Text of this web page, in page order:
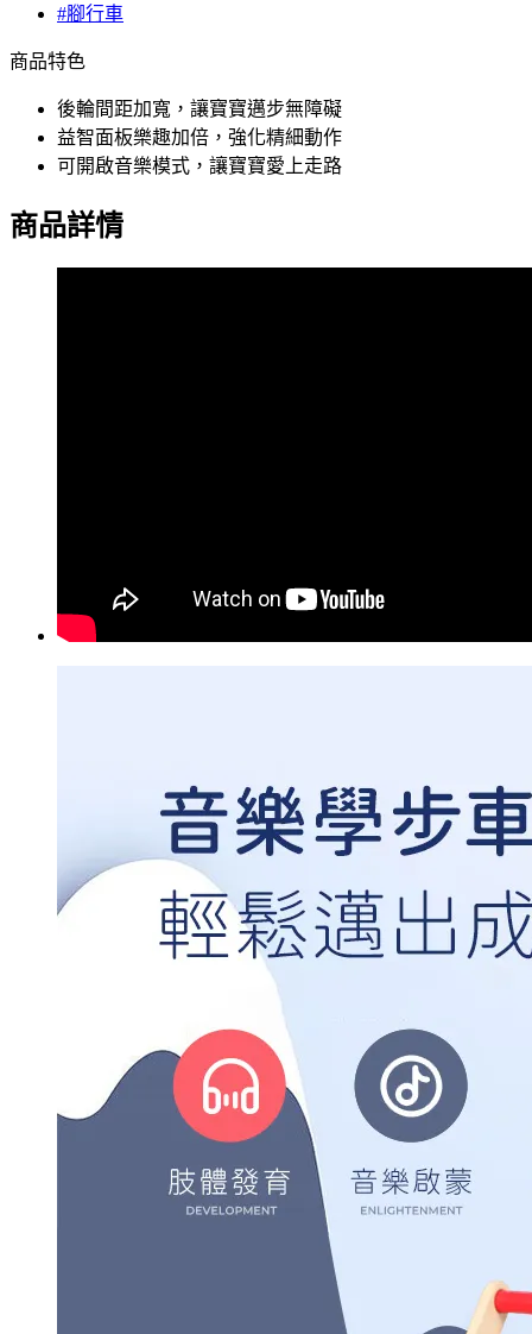
#腳行車
商品特色
後輪間距加寬，讓寶寶邁步無障礙
益智面板樂趣加倍，強化精細動作
可開啟音樂模式，讓寶寶愛上走路
商品詳情